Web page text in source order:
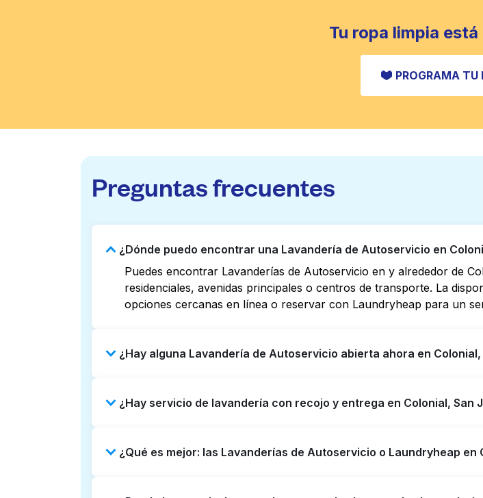
Tu ropa limpia
PROGRAMA TU
Preguntas frecuentes
¿Dónde puedo encontrar una Lavandería de Autoservicio en
Puedes encontrar Lavanderías de Autoservicio en y alrededor de
residenciales, avenidas principales o centros de transporte. La
opciones cercanas en línea o reservar con Laundryheap para un
¿Hay alguna Lavandería de Autoservicio abierta ahora en Colonial,
listados o mapas en línea puede ayudarte a encontrar rápidamente
¿Hay servicio de lavandería con recojo y entrega en Colonial, San
una opción que ahorre tiempo si prefieres no ir a una Lavandería de
¿Qué es mejor: las Lavanderías de Autoservicio o Laundryheap en